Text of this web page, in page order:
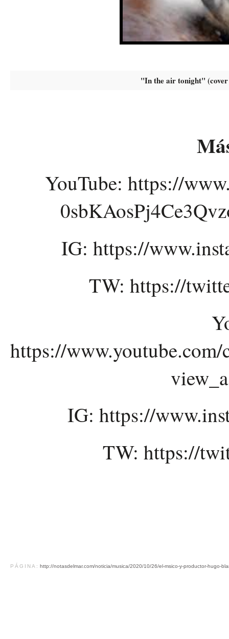
"In the air tonight" (cover
YouTube: https://
IG: https://
TW: https://
https://
IG: https://
TW: https://
PÁGINA: http://notasdelmar.com/noticia/musica/2020/10/26/el-msico-y-productor-hugo-